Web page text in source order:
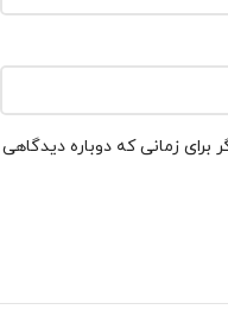
برای زمانی که دوباره دیدگاهی